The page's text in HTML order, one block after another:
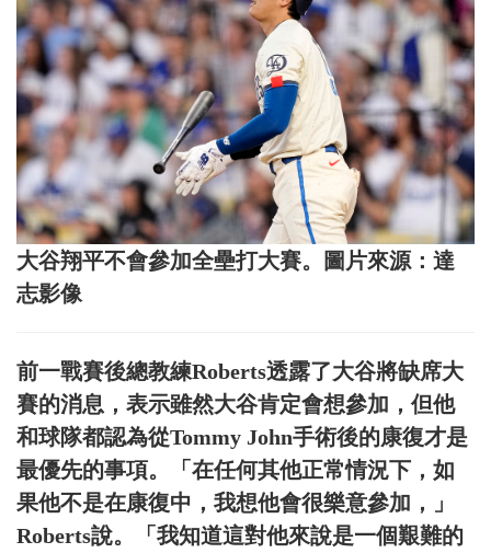
大谷翔平不會參加全壘打大賽。圖片來源：達
志影像
前一戰賽後總教練Roberts透露了大谷將缺席大
賽的消息，表示雖然大谷肯定會想參加，但他
和球隊都認為從Tommy John手術後的康復才是
最優先的事項。「在任何其他正常情況下，如
果他不是在康復中，我想他會很樂意參加，」
Roberts說。「我知道這對他來說是一個艱難的